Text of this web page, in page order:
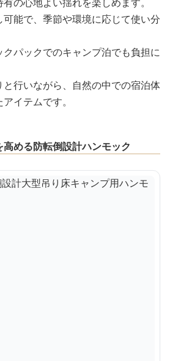
能で、季節や環境に応じて使い分
パックでのキャンプ泊でも負担に
行いながら、自然の中での宿泊体
イテムです。
める防転倒設計ハンモック